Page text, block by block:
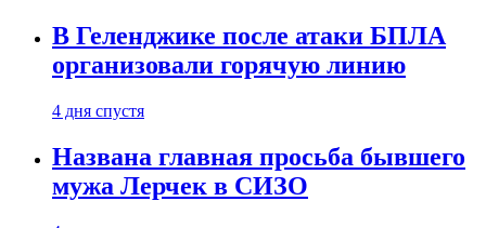
В Геленджике после атаки БПЛА
организовали горячую линию
4 дня спустя
Названа главная просьба бывшего
мужа Лерчек в СИЗО